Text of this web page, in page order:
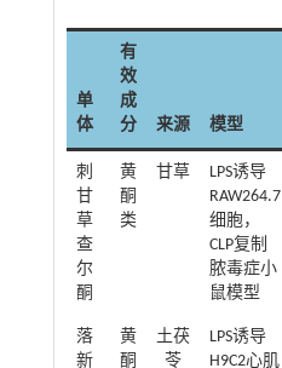
单
体
有
效
成
分
来源 模型
刺
甘
草
查
尔
酮
黄
酮
类
甘草
LPS诱导
RAW264.7
细胞，
CLP复制
脓毒症小
鼠模型
落
新
黄
酮
土茯
苓
LPS诱导
H9C2心肌